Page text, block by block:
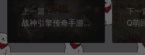
上一篇：
战神引擎传奇手游【烽火战姬三职业[白猪3.1]】5月最新整理Win一键服务端+GM授权后台+安卓苹果双端+详细搭建教程+视频教程
下一